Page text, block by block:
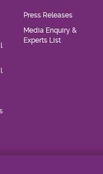
Press Releases
Media Enquiry &
Experts List